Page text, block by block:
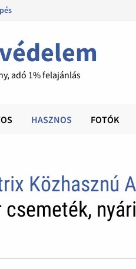
adó 1% felajánlás
HASZNOS FOTÓK
Közhasznú